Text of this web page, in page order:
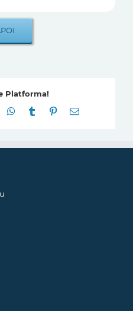
Platforma!
WhatsApp
Tumblr Pinterest
E-